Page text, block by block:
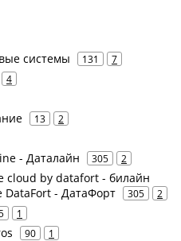
системы 131 7
4
13 2
- Даталайн 305 2
by datafort - билайн
DataFort - ДатаФорт
305 2
1
90 1